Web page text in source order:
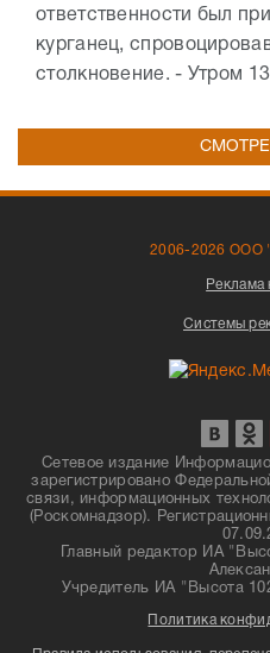
ответственности был
курганец,
столкновение. - Утром
2006-2026
Реклама
Системы
Сетевое издание
зарегистрировано
связи, информационных
(Роскомнадзор).
Главный редактор ИА
Учредитель ИА "Высота
Политика